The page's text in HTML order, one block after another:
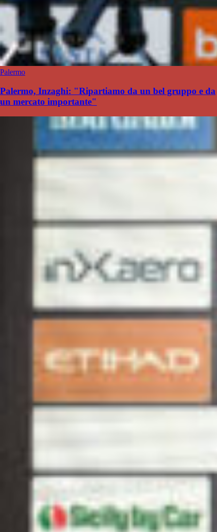
Palermo
Palermo, Inzaghi: "Ripartiamo da un bel gruppo e da
un mercato importante"